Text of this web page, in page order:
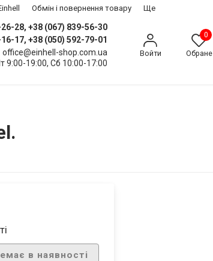
​Обмін і повернення товару Ще
28, +38 (067) 839-56-30
17, +38 (050) 592-79-01
office@einhell-shop.com.ua
9:00-19:00, Сб 10:00-17:00
Войти
0
Обране
в наявності